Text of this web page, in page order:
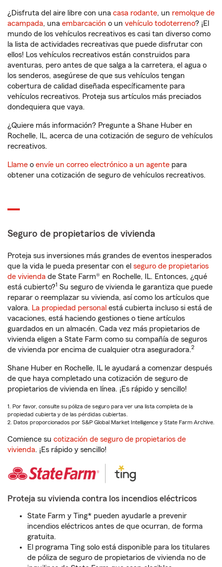
¿Disfruta del aire libre con una casa rodante, un remolque de
acampada, una embarcación o un vehículo todoterreno? ¡El
mundo de los vehículos recreativos es casi tan diverso como
la lista de actividades recreativas que puede disfrutar con
ellos! Los vehículos recreativos están construidos para
aventuras, pero antes de que salga a la carretera, el agua o
los senderos, asegúrese de que sus vehículos tengan
cobertura de calidad diseñada específicamente para
vehículos recreativos. Proteja sus artículos más preciados
dondequiera que vaya.
¿Quiere más información? Pregunte a Shane Huber en
Rochelle, IL, acerca de una cotización de seguro de vehículos
recreativos.
Llame o envíe un correo electrónico a un agente para
obtener una cotización de seguro de vehículos recreativos.
Seguro de propietarios de vivienda
Proteja sus inversiones más grandes de eventos inesperados
que la vida le pueda presentar con el seguro de propietarios
de vivienda de State Farm® en Rochelle, IL. Entonces, ¿qué
está cubierto?1 Su seguro de vivienda le garantiza que puede
reparar o reemplazar su vivienda, así como los artículos que
valora. La propiedad personal está cubierta incluso si está de
vacaciones, está haciendo gestiones o tiene artículos
guardados en un almacén. Cada vez más propietarios de
vivienda eligen a State Farm como su compañía de seguros
de vivienda por encima de cualquier otra aseguradora.2
Shane Huber en Rochelle, IL le ayudará a comenzar después
de que haya completado una cotización de seguro de
propietarios de vivienda en línea. ¡Es rápido y sencillo!
1. Por favor, consulte su póliza de seguro para ver una lista completa de la
propiedad cubierta y de las pérdidas cubiertas.
2. Datos proporcionados por S&P Global Market Intelligence y State Farm Archive.
Comience su cotización de seguro de propietarios de
vivienda. ¡Es rápido y sencillo!
Proteja su vivienda contra los incendios eléctricos
State Farm y Ting* pueden ayudarle a prevenir
incendios eléctricos antes de que ocurran, de forma
gratuita.
El programa Ting solo está disponible para los titulares
de póliza de seguro de propietarios de vivienda no de